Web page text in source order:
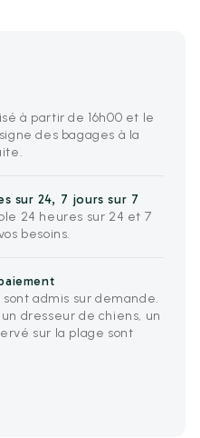
à partir de 16h00 et le
des bagages à la
sur 24, 7 jours sur 7
24 heures sur 24 et 7
besoins.
admis sur demande.
dresseur de chiens, un
sur la plage sont